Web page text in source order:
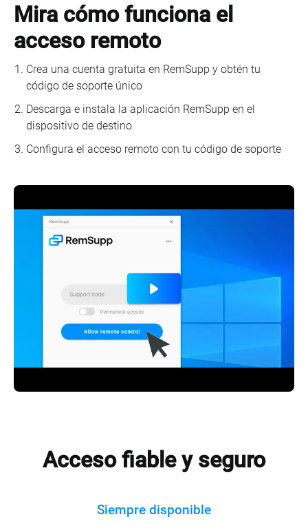
Mira cómo funciona el
acceso remoto
Crea una cuenta gratuita en RemSupp y obtén tu
código de soporte único
Descarga e instala la aplicación RemSupp en el
dispositivo de destino
Configura el acceso remoto con tu código de soporte
Acceso fiable y seguro
Siempre disponible